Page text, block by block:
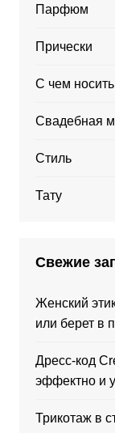
Парфюм
Прически
С чем носить
Свадебная
Стиль
Тату
Свежие
Женский
или берет в
Дресс-код
эффектно и
Трикотаж в